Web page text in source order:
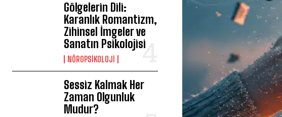
Gölgelerin Dili:
Karanlık Romantizm,
Zihinsel İmgeler ve
Sanatın Psikolojisi
NÖROPSIKOLOJI
Sessiz Kalmak Her
Zaman Olgunluk
Mudur?